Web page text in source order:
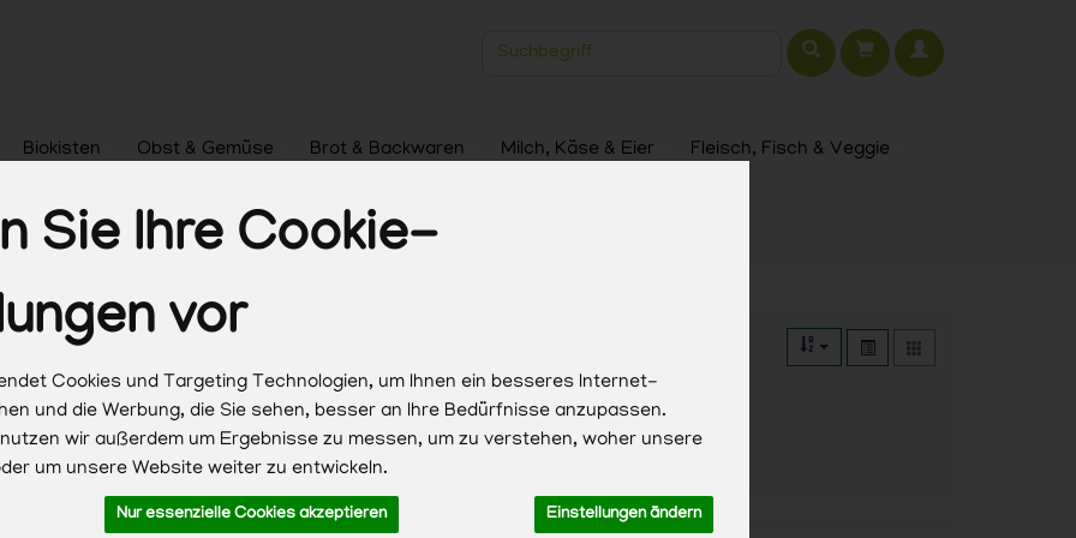
Sie Ihre Cookie-
vor
Cookies und Targeting Technologien, um Ihnen ein besseres Internet-
und die Werbung, die Sie sehen, besser an Ihre Bedürfnisse anzupassen.
wir außerdem um Ergebnisse zu messen, um zu verstehen, woher unsere
um unsere Website weiter zu entwickeln.
Nur essenzielle Cookies akzeptieren Einstellungen ändern
Produkt
Biokisten Obst & Gemüse Brot & Backwaren Milch, Käse & Eier Fleisch, Fisch & Veggie
Haushalt & Pflege
Hersteller Ernährung Allergene